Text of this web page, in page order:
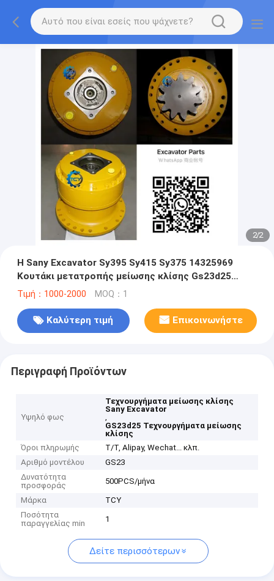
2/2
Η Sany Excavator Sy395 Sy415 Sy375 14325969
Κουτάκι μετατροπής μείωσης κλίσης Gs23d25
Κουτάκι συσκευής GS23 Κουτάκι μετατροπής
Τιμή：1000-2000 MOQ：1
Καλύτερη τιμή Επικοινωνήστε
Περιγραφή Προϊόντων
Υψηλό φως
Τεχνουργήματα μείωσης κλίσης
Sany Excavator
,
GS23d25 Τεχνουργήματα μείωσης
κλίσης
Όροι πληρωμής
T/T, Alipay, Wechat... κλπ.
Αριθμό μοντέλου
GS23
Δυνατότητα
προσφοράς
500PCS/μήνα
Μάρκα
TCY
Ποσότητα
παραγγελίας min
1
Δείτε περισσότερων